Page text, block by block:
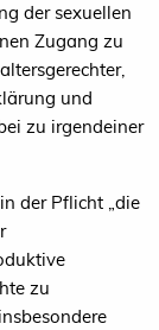
der sexuellen
Zugang zu
und
zu irgendeiner
der Pflicht „die
zu